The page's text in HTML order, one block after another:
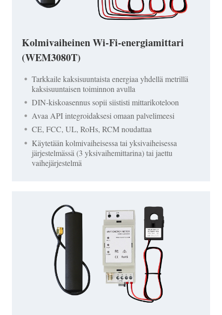
Kolmivaiheinen Wi-Fi-energiamittari
(WEM3080T)
Tarkkaile kaksisuuntaista energiaa yhdellä metrillä
kaksisuuntaisen toiminnon avulla
DIN-kiskoasennus sopii siististi mittarikoteloon
Avaa API integroidaksesi omaan palvelimeesi
CE, FCC, UL, RoHs, RCM noudattaa
Käytetään kolmivaiheisessa tai yksivaiheisessa
järjestelmässä (3 yksivaihemittarina) tai jaettu
vaihejärjestelmä